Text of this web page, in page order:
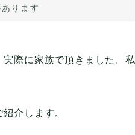
ります
際に家族で頂きました。私
介します。